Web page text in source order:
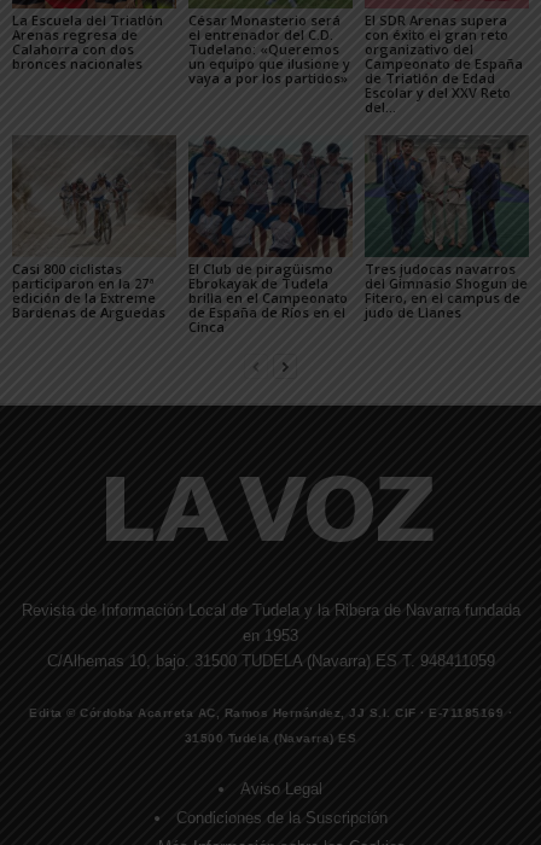
La Escuela del Triatlón
Arenas regresa de
Calahorra con dos
bronces nacionales
César Monasterio será
el entrenador del C.D.
Tudelano: «Queremos
un equipo que ilusione y
vaya a por los partidos»
El SDR Arenas supera
con éxito el gran reto
organizativo del
Campeonato de España
de Triatlón de Edad
Escolar y del XXV Reto
del...
Casi 800 ciclistas
participaron en la 27ª
edición de la Extreme
Bardenas de Arguedas
El Club de piragüismo
Ebrokayak de Tudela
brilla en el Campeonato
de España de Ríos en el
Cinca
Tres judocas navarros
del Gimnasio Shogun de
Fitero, en el campus de
judo de Llanes
Revista de Información Local de Tudela y la Ribera de Navarra fundada
en 1953
C/Alhemas 10, bajo. 31500 TUDELA (Navarra) ES T. 948411059
Edita © Córdoba Acarreta AC, Ramos Hernández, JJ S.I. CIF · E-71185169 ·
31500 Tudela (Navarra) ES
Aviso Legal
Condiciones de la Suscripción